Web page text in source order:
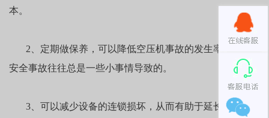
本。
2、定期做保养，可以降低空压机事故的发生率，很多
安全事故往往总是一些小事情导致的。
3、可以减少设备的连锁损坏，从而有助于延长设备寿